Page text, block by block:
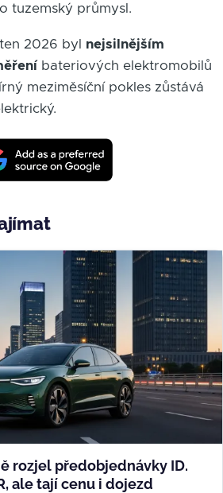
tuzemský průmysl.
2026 byl nejsilnějším
bateriových elektromobilů
meziměsíční pokles zůstává
rozjel předobjednávky ID.
ale tají cenu i dojezd